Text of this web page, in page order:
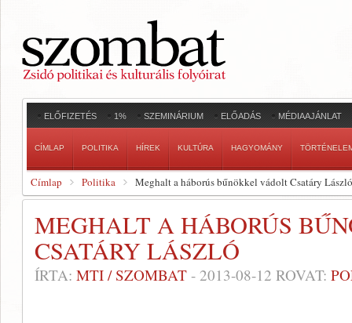
ELŐFIZETÉS 1% SZEMINÁRIUM ELŐADÁS MÉDIAAJÁNLAT
CÍMLAP POLITIKA HÍREK KULTÚRA HAGYOMÁNY
Címlap Politika Meghalt a háborús bűnökkel vádolt Csatáry László
MEGHALT A HÁBORÚS
CSATÁRY LÁSZLÓ
ÍRTA: MTI / SZOMBAT - 2013-08-12 ROVAT: